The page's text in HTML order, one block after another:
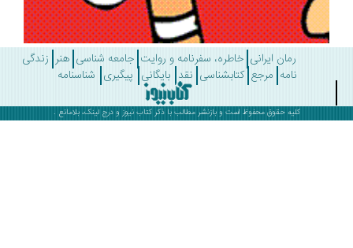
رمان ایرانی خاطره، سفرنامه و روایت جامعه شناسی هنر زندگی
مرجع کتابشناسی نقد بایگانی پیگیری شناسنامه
کلیه حقوق محفوظ است و بازنشر مطالب با ذکرکتاب نیوز و درج لینک، بلامانع .